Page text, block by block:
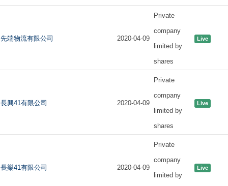
先端物流有限公司 2020-04-09
Private
company
limited by
shares
Live
長興41有限公司 2020-04-09
Private
company
limited by
shares
Live
長樂41有限公司 2020-04-09
Private
company
limited by
Live